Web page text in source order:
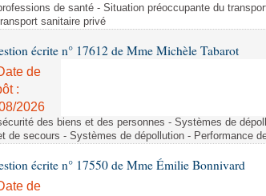
de santé - Situation préoccupante du
sanitaire privé
écrite n° 17612 de Mme Michèle Tabarot
de
:
2026
des biens et des personnes - Systèmes de
de secours - Systèmes de dépollution - Performance
écrite n° 17550 de Mme Émilie Bonnivard
de